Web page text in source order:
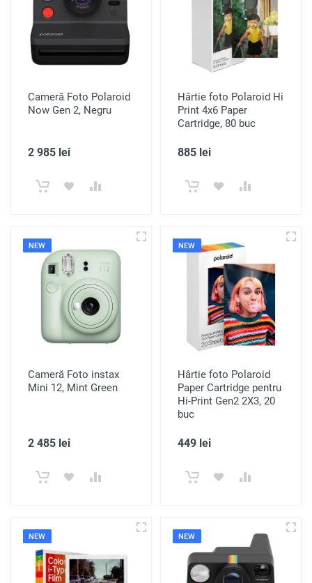
Cameră Foto Polaroid
Now Gen 2, Negru
2 985 lei
Hârtie foto Polaroid Hi
Print 4x6 Paper
Cartridge, 80 buc
885 lei
NEW
Cameră Foto instax
Mini 12, Mint Green
2 485 lei
NEW
Hârtie foto Polaroid
Paper Cartridge pentru
Hi-Print Gen2 2X3, 20
buc
449 lei
NEW NEW